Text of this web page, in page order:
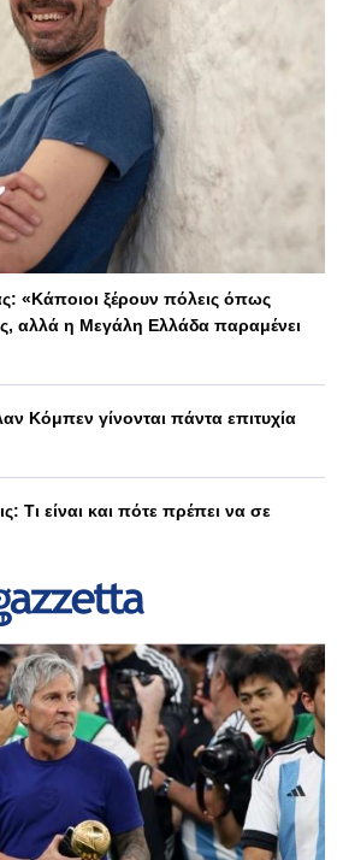
«Κάποιοι ξέρουν πόλεις όπως
αλλά η Μεγάλη Ελλάδα παραμένει
Κόμπεν γίνονται πάντα επιτυχία
Τι είναι και πότε πρέπει να σε